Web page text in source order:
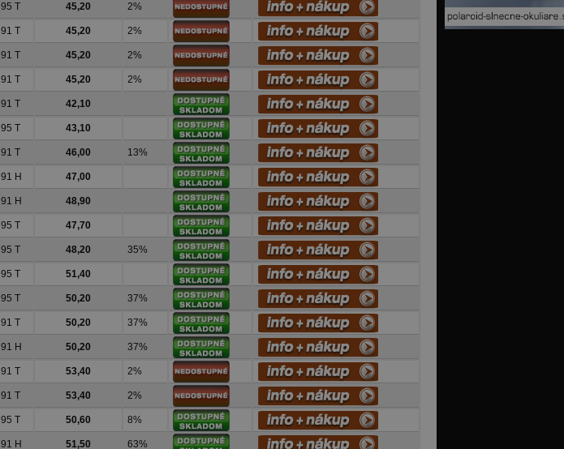
95 T 45,20 2%
91 T 45,20 2%
91 T 45,20 2%
91 T 45,20 2%
91 T 42,10
95 T 43,10
91 T 46,00 13%
91 H 47,00
91 H 48,90
95 T 47,70
95 T 48,20 35%
95 T 51,40
95 T 50,20 37%
91 T 50,20 37%
91 H 50,20 37%
91 T 53,40 2%
91 T 53,40 2%
95 T 50,60 8%
91 H 51,50 63%